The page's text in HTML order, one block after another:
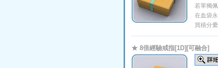
若單獨
在血袋
買積分
★ 8倍經驗戒指[1D][可融合]